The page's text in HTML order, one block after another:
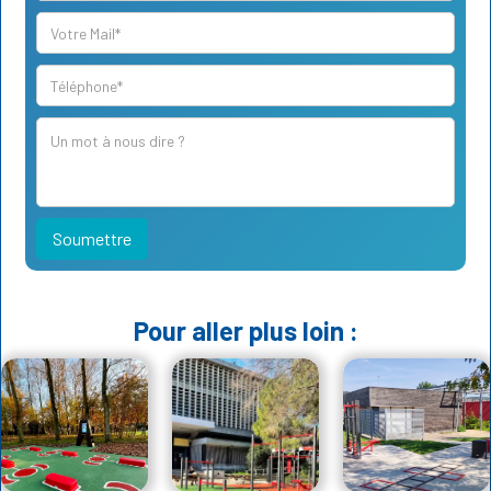
Pour aller plus loin :